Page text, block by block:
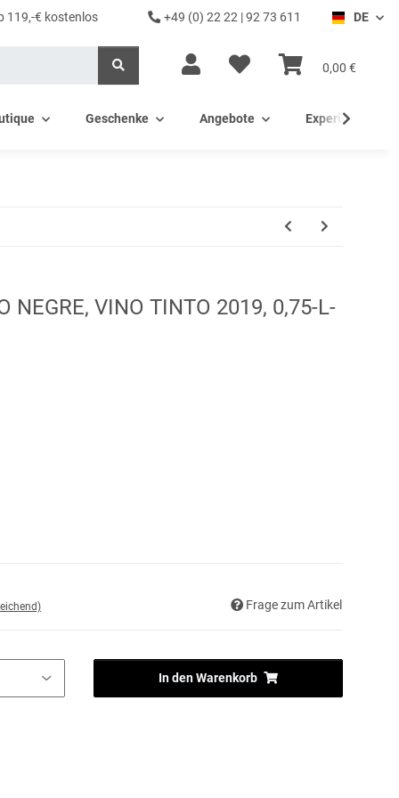
119,-€ kostenlos +49 (0) 22 22 | 92 73 611 DE
0,00 €
Geschenke Angebote Experience -
NEGRE, VINO TINTO 2019, 0,75-L-
Frage zum Artikel
In den Warenkorb